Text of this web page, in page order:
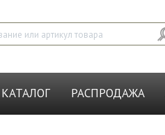
КАТАЛОГ РАСПРОДАЖА